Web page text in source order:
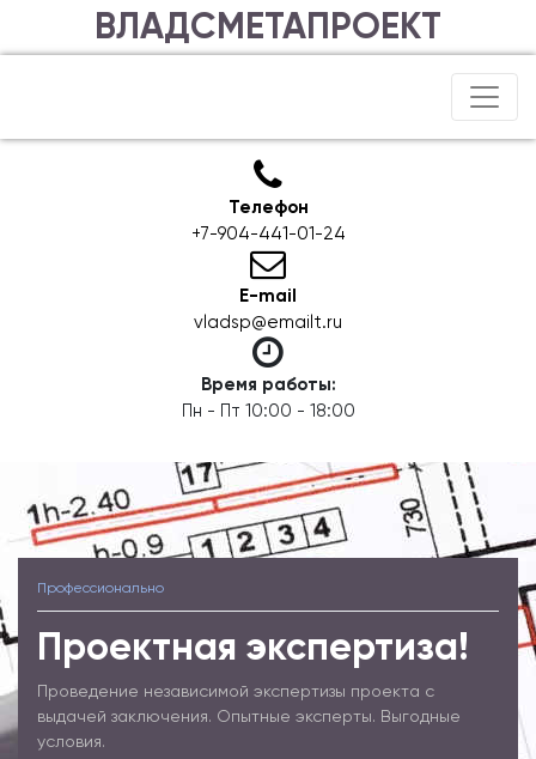
ВЛАДСМЕТАПРОЕКТ
Телефон
+7-904-441-01-24
E-mail
vladsp@emailt.ru
Время работы:
Пн - Пт 10:00 - 18:00
Профессионально
Проектная экспертиза!
Проведение независимой экспертизы проекта с
выдачей заключения. Опытные эксперты. Выгодные
условия.